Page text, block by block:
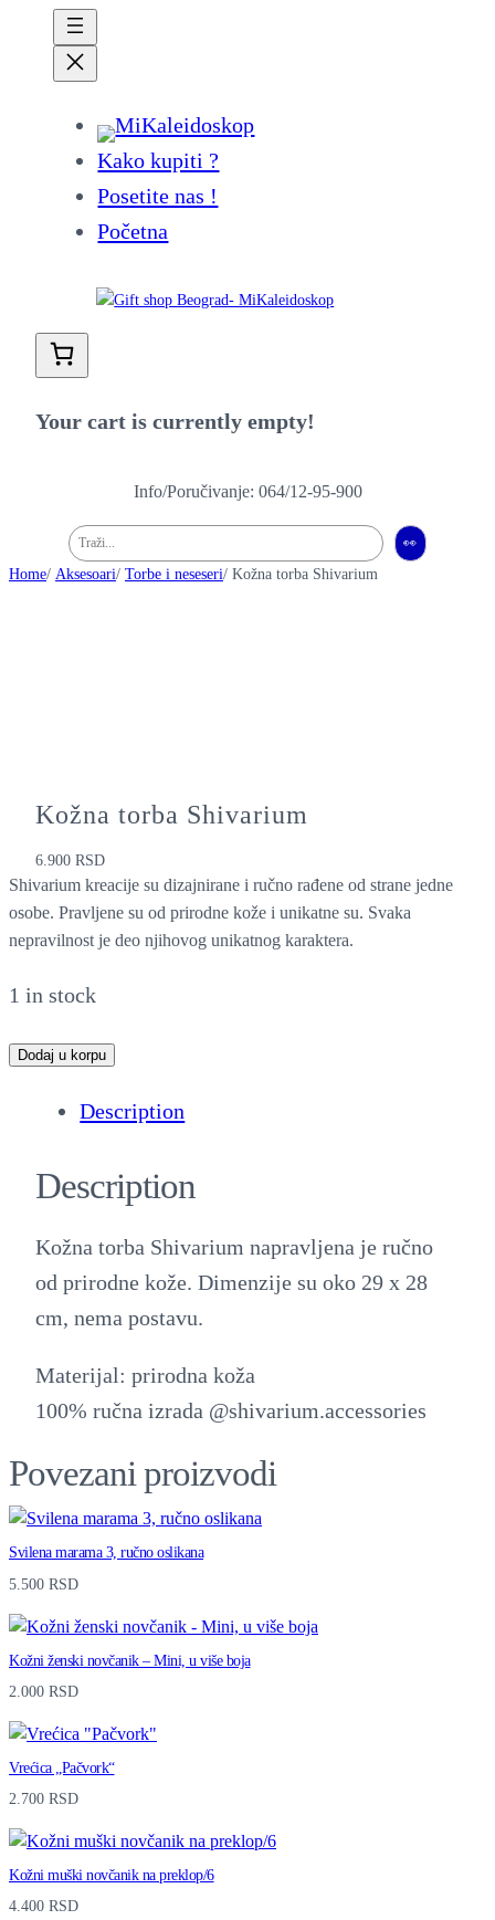
Kako kupiti ?
Posetite nas !
Početna
Your cart is currently empty!
Info/Poručivanje: 064/12-95-900
Pretraga 👀
Home/ Aksesoari/ Torbe i neseseri/ Kožna torba Shivarium
Kožna torba Shivarium
6.900RSD
Shivarium kreacije su dizajnirane i ručno rađene od strane jedne
osobe. Pravljene su od prirodne kože i unikatne su. Svaka
nepravilnost je deo njihovog unikatnog karaktera.
1 in stock
K
v
a
r
i
u
m
q
u
a
n
t
i
Dodaj u korpu
Description
Description
Kožna torba Shivarium napravljena je ručno
od prirodne kože. Dimenzije su oko 29 x 28
cm, nema postavu.
Materijal: prirodna koža
100% ručna izrada @shivarium.accessories
Povezani proizvodi
Svilena marama 3, ručno oslikana
5.500 RSD
Kožni ženski novčanik – Mini, u više boja
2.000 RSD
Vrećica „Pačvork“
2.700 RSD
Kožni muški novčanik na preklop/6
4.400 RSD